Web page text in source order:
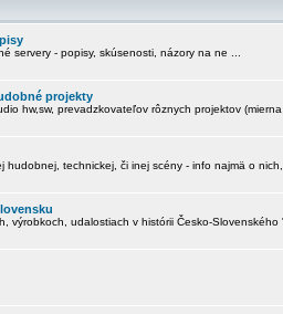
servery - popisy, skúsenosti, názory na ne ...
projekty
hw,sw, prevadzkovateľov rôznych projektov
hudobnej, technickej, či inej scény - info najmä o
výrobkoch, udalostiach v histórii Česko-Slovenského